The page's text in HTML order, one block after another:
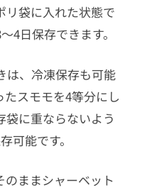
リ袋に入れた状態で
4日保存できます。
は、冷凍保存も可能
スモモを4等分にし
袋に重ならないよう
可能です。
のままシャーベット